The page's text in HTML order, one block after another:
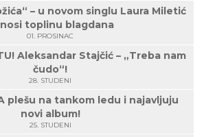
– u novom singlu Laura Miletić
toplinu blagdana
01. PROSINAC
Aleksandar Stajčić – „Treba nam
čudo“!
28. STUDENI
plešu na tankom ledu i najavljuju
novi album!
25. STUDENI